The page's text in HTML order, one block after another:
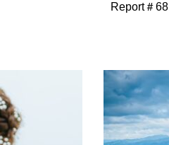
Report＃68